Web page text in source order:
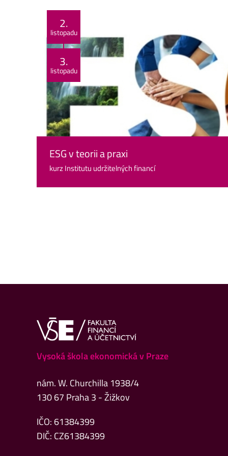
2.
listopadu
3.
listopadu
ESG v teorii a praxi
kurz Institutu udržitelných financí
Vysoká škola ekonomická v Praze
nám. W. Churchilla 1938/4
130 67 Praha 3 - Žižkov
IČO: 61384399
DIČ: CZ61384399